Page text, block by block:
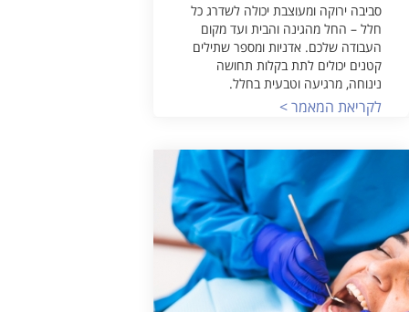
סביבה ירוקה ומעוצבת יכולה לשדרג כל
חלל – החל מהגינה והבית ועד מקום
העבודה שלכם. אדניות ומספר שתילים
קטנים יכולים לתת בקלות תחושה
נינוחה, מרגיעה וטבעית בחלל.
לקריאת המאמר >